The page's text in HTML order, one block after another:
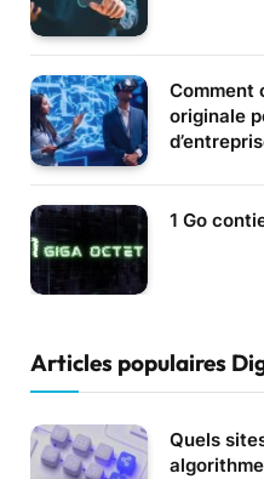
Comment
originale
1 Go
Articles populaires
Quels